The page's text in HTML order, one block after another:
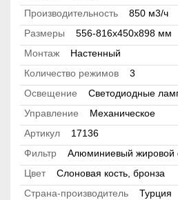
Производительность
850 м3/ч
Размеры
556-816x450x898 мм
Монтаж
Настенный
Количество режимов
3
Освещение
Светодиодные
Управление
Механическое
Артикул
17136
Фильтр
Алюминиевый жировой
Цвет
Слоновая кость, бронза
Страна-производитель
Турция